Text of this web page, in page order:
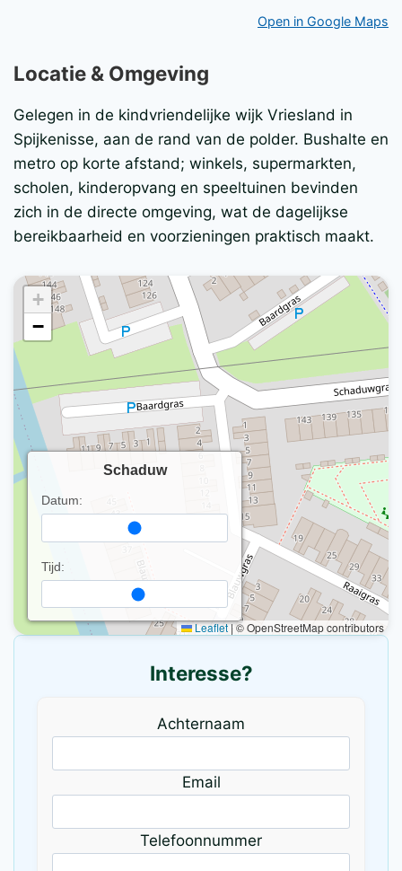
Open in Google Maps
Locatie & Omgeving
Gelegen in de kindvriendelijke wijk Vriesland in
Spijkenisse, aan de rand van de polder. Bushalte en
metro op korte afstand; winkels, supermarkten,
scholen, kinderopvang en speeltuinen bevinden
zich in de directe omgeving, wat de dagelijkse
bereikbaarheid en voorzieningen praktisch maakt.
+
−
Leaflet|© OpenStreetMap contributors
Schaduw
Datum:
Tijd:
Interesse?
Achternaam
Email
Telefoonnummer